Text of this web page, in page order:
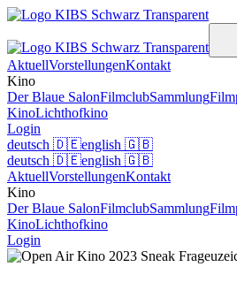
AktuellVorstellungenKontakt
Kino
Der Blaue SalonFilmclubSammlung
KinoLichthofkino
Login
deutsch 🇩🇪english 🇬🇧
deutsch 🇩🇪english 🇬🇧
AktuellVorstellungenKontakt
Kino
Der Blaue SalonFilmclubSammlung
KinoLichthofkino
Login